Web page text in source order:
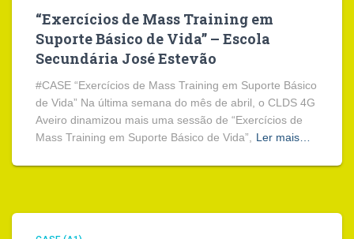
“Exercícios de Mass Training em
Suporte Básico de Vida” – Escola
Secundária José Estevão
#CASE “Exercícios de Mass Training em Suporte Básico
de Vida” Na última semana do mês de abril, o CLDS 4G
Aveiro dinamizou mais uma sessão de “Exercícios de
Mass Training em Suporte Básico de Vida”,
Ler mais…